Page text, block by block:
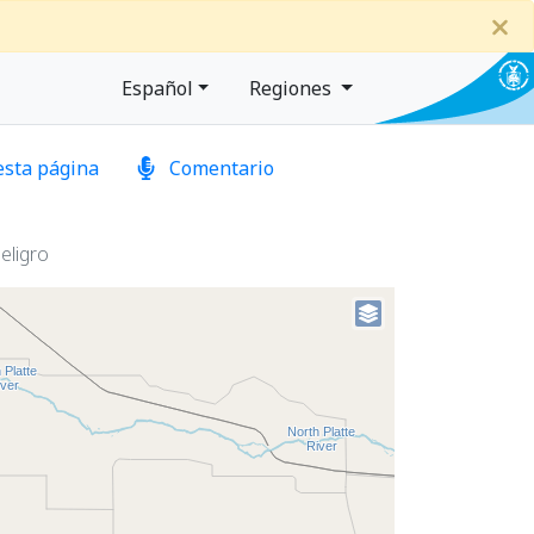
Español Regiones
página Comentario